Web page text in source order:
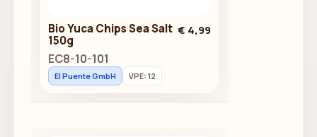
Bio Yuca Chips Sea Salt
150g
EC8-10-101
€ 4,99
El Puente GmbH VPE: 12